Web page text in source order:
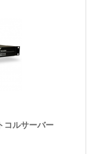
コルサーバー